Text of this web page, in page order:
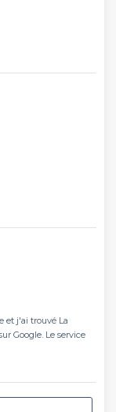
et j'ai trouvé La
Google. Le service
confortables,